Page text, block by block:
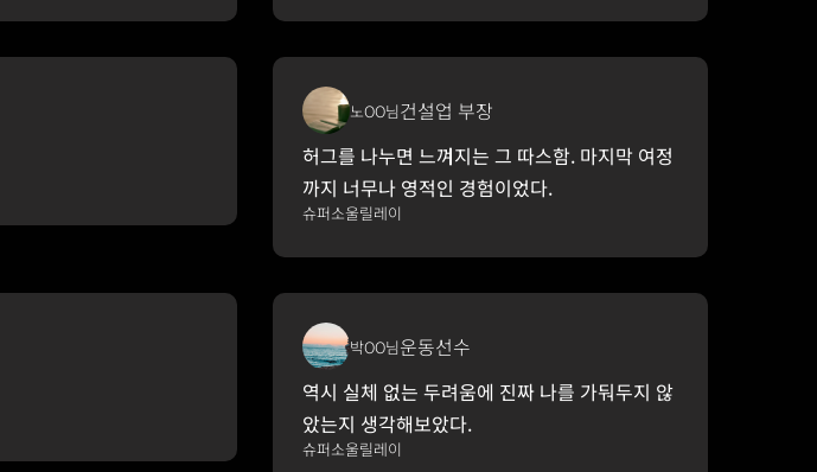
노OO님건설업 부장
허그를 나누면 느껴지는 그 따스함. 마지막 여정
까지 너무나 영적인 경험이었다.
슈퍼소울릴레이
박OO님운동선수
역시 실체 없는 두려움에 진짜 나를 가둬두지 않
았는지 생각해보았다.
슈퍼소울릴레이